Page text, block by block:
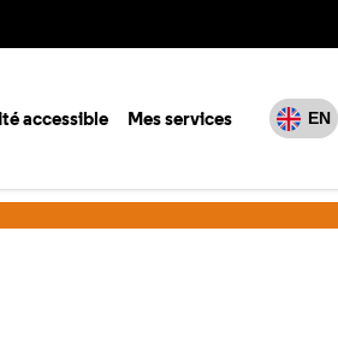
accessible Mes services EN